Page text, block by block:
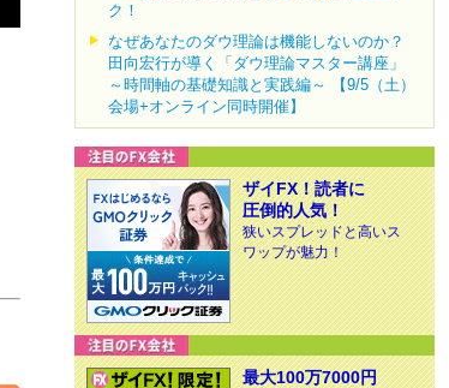
ク！
なぜあなたのダウ理論は機能しないのか？
田向宏行が導く「ダウ理論マスター講座」
～時間軸の基礎知識と実践編～ 【9/5（土）
会場+オンライン同時開催】
ザイFX！読者に
圧倒的人気！
狭いスプレッドと高いス
ワップが魅力！
最大100万7000円